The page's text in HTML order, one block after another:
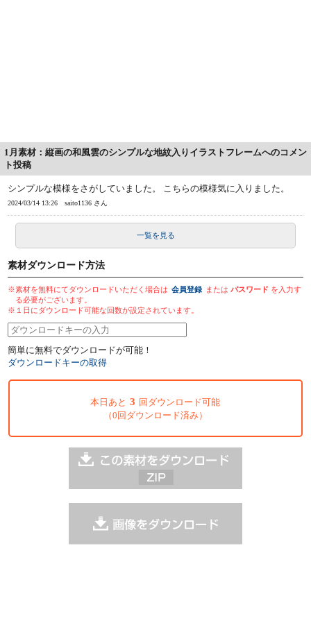
1月素材：縦画の和風雲のシンプルな地紋入りイラストフレームへのコメン
ト投稿
シンプルな模様をさがしていました。 こちらの模様気に入りました。
2024/03/14 13:26 saito1136 さん
一覧を見る
素材ダウンロード方法
※素材を無料にてダウンロードいただく場合は 会員登録 またはパスワード を入力す
る必要がございます。
※１日にダウンロード可能な回数が設定されています。
簡単に無料でダウンロードが可能！
ダウンロードキーの取得
本日あと 3 回ダウンロード可能
（0回ダウンロード済み）